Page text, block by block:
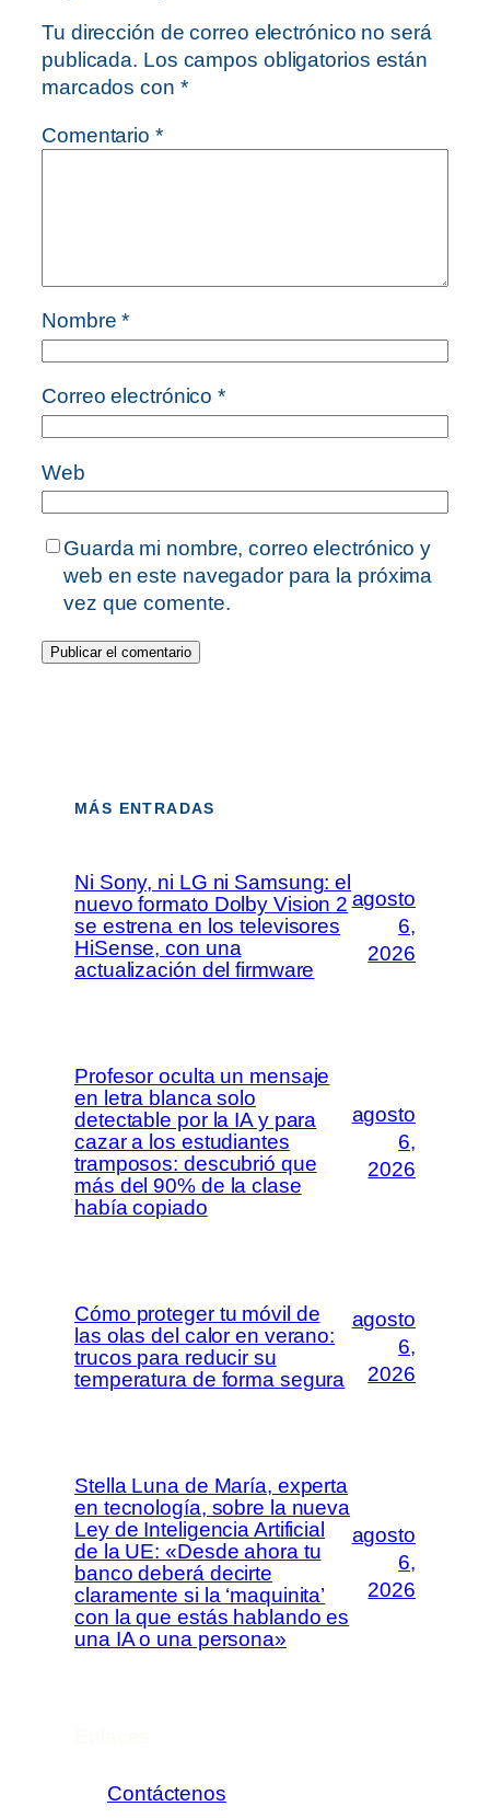
Tu dirección de correo electrónico no será
publicada. Los campos obligatorios están
marcados con *
Comentario *
Nombre*
Correo electrónico*
Web
Guarda mi nombre, correo electrónico y
web en este navegador para la próxima
vez que comente.
MÁS ENTRADAS
Ni Sony, ni LG ni Samsung: el
nuevo formato Dolby Vision 2
se estrena en los televisores
HiSense, con una
actualización del firmware
agosto
6,
2026
Profesor oculta un mensaje
en letra blanca solo
detectable por la IA y para
cazar a los estudiantes
tramposos: descubrió que
más del 90% de la clase
había copiado
agosto
6,
2026
Cómo proteger tu móvil de
las olas del calor en verano:
trucos para reducir su
temperatura de forma segura
agosto
6,
2026
Stella Luna de María, experta
en tecnología, sobre la nueva
Ley de Inteligencia Artificial
de la UE: «Desde ahora tu
banco deberá decirte
claramente si la ‘maquinita’
con la que estás hablando es
una IA o una persona»
agosto
6,
2026
Contáctenos